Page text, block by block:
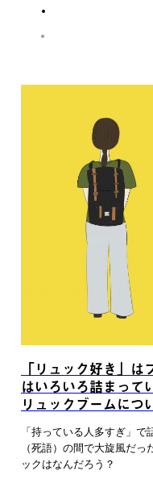
「リュック好き」
はいろいろ詰まって
リュックブームにつ
「持っている人多すぎ」
（死語）の間で大旋風だ
ックはなんだろう？